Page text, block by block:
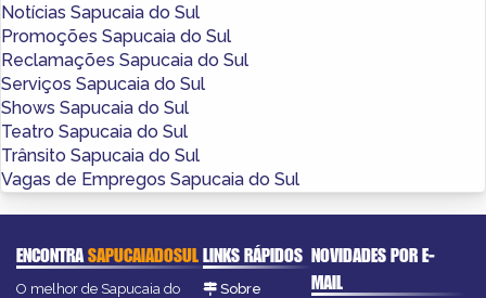
Notícias Sapucaia do Sul
Promoções Sapucaia do Sul
Reclamações Sapucaia do Sul
Serviços Sapucaia do Sul
Shows Sapucaia do Sul
Teatro Sapucaia do Sul
Trânsito Sapucaia do Sul
Vagas de Empregos Sapucaia do Sul
ENCONTRASAPUCAIADOSUL
O melhor de Sapucaia do
LINKS RÁPIDOS
Sobre
NOVIDADES POR E-
MAIL